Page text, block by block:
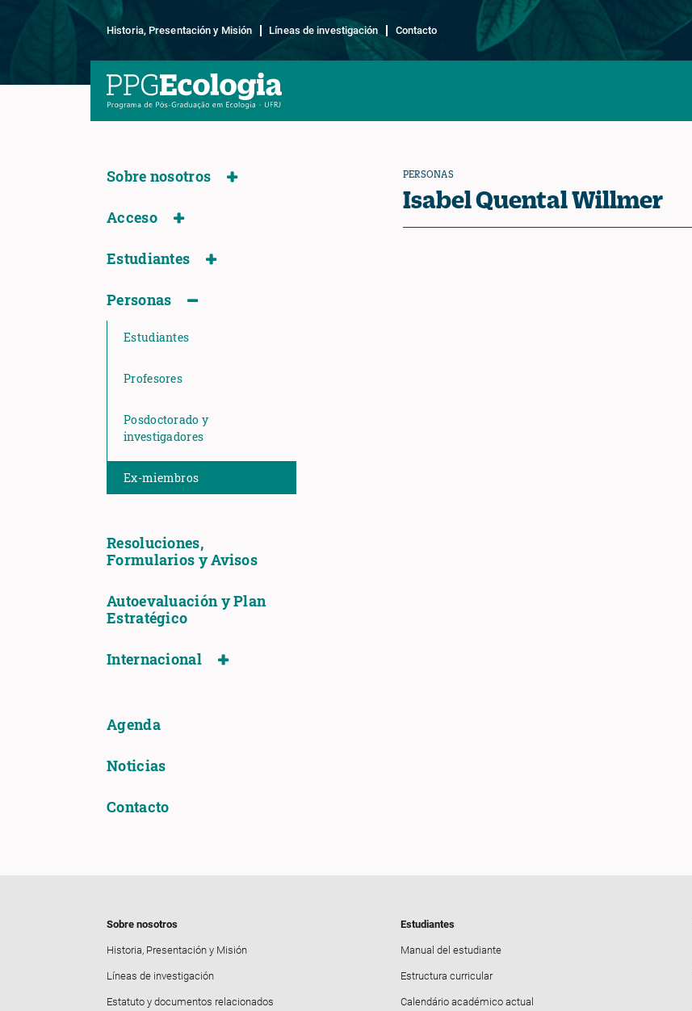
Historia, Presentación y Misión Líneas de investigación Contacto
Sobre nosotros
Acceso
Estudiantes
Personas
Estudiantes
Profesores
Posdoctorado y
investigadores
Ex-miembros
Resoluciones,
Formularios y Avisos
Autoevaluación y Plan
Estratégico
Internacional
Agenda
Noticias
Contacto
PERSONAS
Isabel Quental Willmer
Sobre nosotros
Historia, Presentación y Misión
Líneas de investigación
Estatuto y documentos relacionados
Estudiantes
Manual del estudiante
Estructura curricular
Calendário académico actual